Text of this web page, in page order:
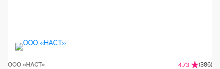
ООО «НАСТ» 4.73 (386)